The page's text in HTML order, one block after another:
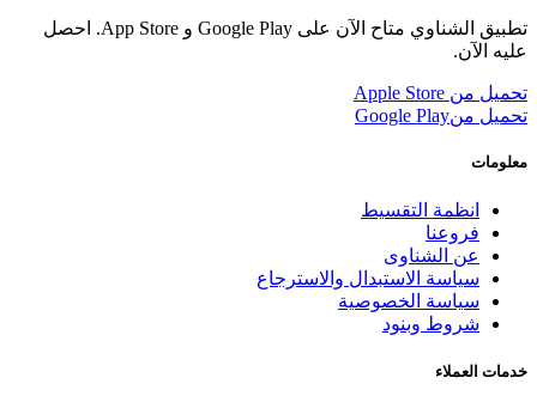
تطبيق الشناوي متاح الآن على Google Play و App Store. احصل
عليه الآن.
تحميل من Apple Store
تحميل منGoogle Play
معلومات
انظمة التقسيط
فروعنا
عن الشناوى
سياسة الاستبدال والاسترجاع
سياسة الخصوصية
شروط وبنود
خدمات العملاء